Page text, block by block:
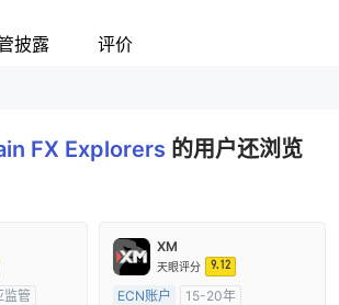
披露 评价
FX Explorers 的用户还浏览
监管
XM
天眼评分 9.12
ECN账户
15-20年